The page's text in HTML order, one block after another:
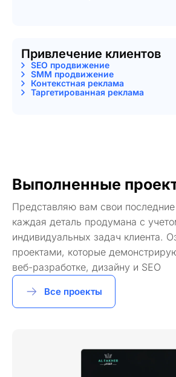
Привлечение клиентов
SEO продвижение
SMM продвижение
Контекстная реклама
Таргетированная реклама
Выполненные
Представляю вам свои
каждая деталь продумана с
индивидуальных задач клиента.
проектами, которые
веб-разработке, дизайну и SEO
Все проекты